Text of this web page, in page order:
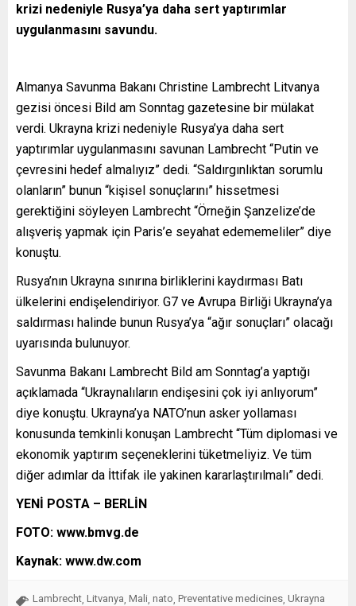
krizi nedeniyle Rusya’ya daha sert yaptırımlar
uygulanmasını savundu.
Almanya Savunma Bakanı Christine Lambrecht Litvanya
gezisi öncesi Bild am Sonntag gazetesine bir mülakat
verdi. Ukrayna krizi nedeniyle Rusya’ya daha sert
yaptırımlar uygulanmasını savunan Lambrecht “Putin ve
çevresini hedef almalıyız” dedi. “Saldırgınlıktan sorumlu
olanların” bunun “kişisel sonuçlarını” hissetmesi
gerektiğini söyleyen Lambrecht “Örneğin Şanzelize’de
alışveriş yapmak için Paris’e seyahat edememeliler” diye
konuştu.
Rusya’nın Ukrayna sınırına birliklerini kaydırması Batı
ülkelerini endişelendiriyor. G7 ve Avrupa Birliği Ukrayna’ya
saldırması halinde bunun Rusya’ya “ağır sonuçları” olacağı
uyarısında bulunuyor.
Savunma Bakanı Lambrecht Bild am Sonntag’a yaptığı
açıklamada “Ukraynalıların endişesini çok iyi anlıyorum”
diye konuştu. Ukrayna’ya NATO’nun asker yollaması
konusunda temkinli konuşan Lambrecht “Tüm diplomasi ve
ekonomik yaptırım seçeneklerini tüketmeliyiz. Ve tüm
diğer adımlar da İttifak ile yakinen kararlaştırılmalı” dedi.
YENİ POSTA – BERLİN
FOTO: www.bmvg.de
Kaynak: www.dw.com
Lambrecht Litvanya Mali nato Preventative medicines Ukrayna